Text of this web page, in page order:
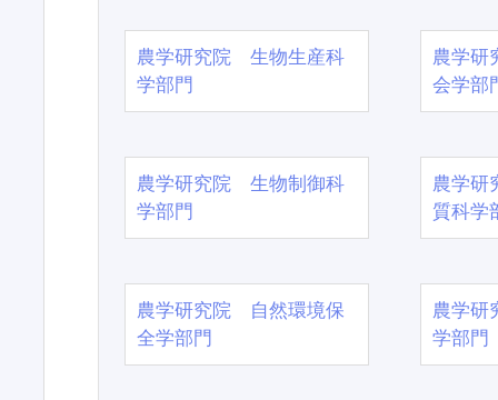
農学研究院 生物生産科
学部門
農学
会学部
農学研究院 生物制御科
学部門
農学
質科学
農学研究院 自然環境保
全学部門
農学
学部門